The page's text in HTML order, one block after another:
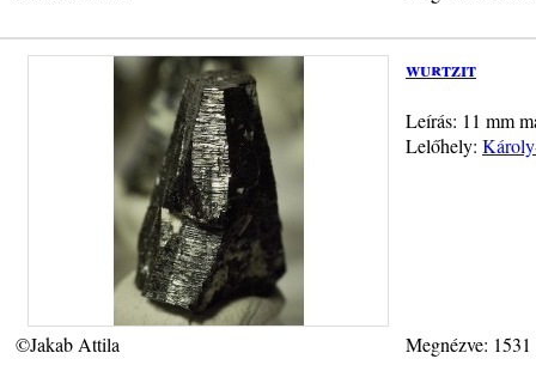
wurtzit
Leírás: 11 mm
Lelőhely:
©Jakab Attila Megnézve: